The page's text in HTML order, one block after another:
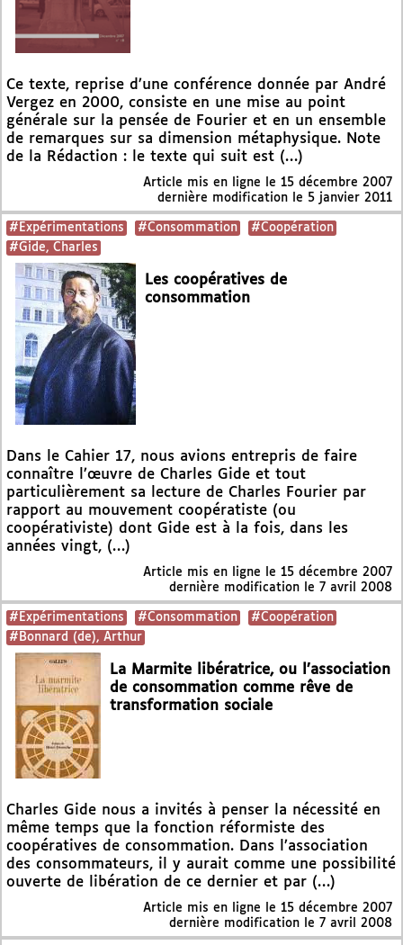
Ce texte, reprise d’une conférence donnée par André
Vergez en 2000, consiste en une mise au point
générale sur la pensée de Fourier et en un ensemble
de remarques sur sa dimension métaphysique. Note
de la Rédaction : le texte qui suit est (…)
Article mis en ligne le 15 décembre 2007
dernière modification le 5 janvier 2011
#Expérimentations #Consommation
#Coopération
#Gide, Charles
Les coopératives de
consommation
Dans le Cahier 17, nous avions entrepris de faire
connaître l’œuvre de Charles Gide et tout
particulièrement sa lecture de Charles Fourier par
rapport au mouvement coopératiste (ou
coopérativiste) dont Gide est à la fois, dans les
années vingt, (…)
Article mis en ligne le 15 décembre 2007
dernière modification le 7 avril 2008
#Expérimentations #Consommation
#Coopération
#Bonnard (de), Arthur
La Marmite libératrice, ou l’association
de consommation comme rêve de
transformation sociale
Charles Gide nous a invités à penser la nécessité en
même temps que la fonction réformiste des
coopératives de consommation. Dans l’association
des consommateurs, il y aurait comme une possibilité
ouverte de libération de ce dernier et par (…)
Article mis en ligne le 15 décembre 2007
dernière modification le 7 avril 2008